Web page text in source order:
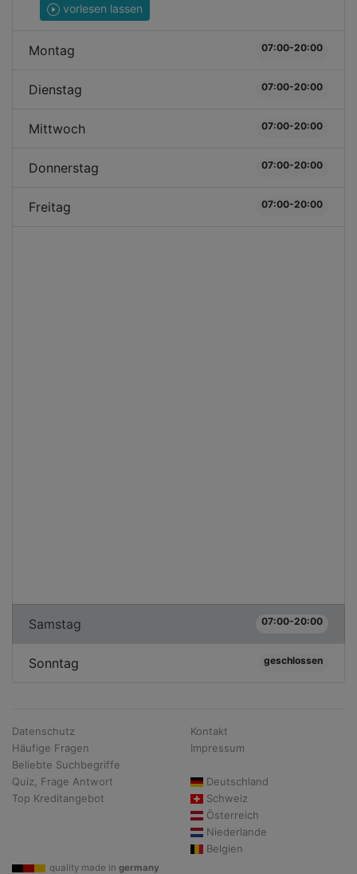
vorlesen lassen
Montag 07:00-20:00
Dienstag 07:00-20:00
Mittwoch 07:00-20:00
Donnerstag 07:00-20:00
Freitag 07:00-20:00
Samstag 07:00-20:00
Sonntag geschlossen
Datenschutz
Häufige Fragen
Beliebte Suchbegriffe
Quiz, Frage Antwort
Top Kreditangebot
Kontakt
Impressum
Deutschland
Schweiz
Österreich
Niederlande
Belgien
quality made in germany